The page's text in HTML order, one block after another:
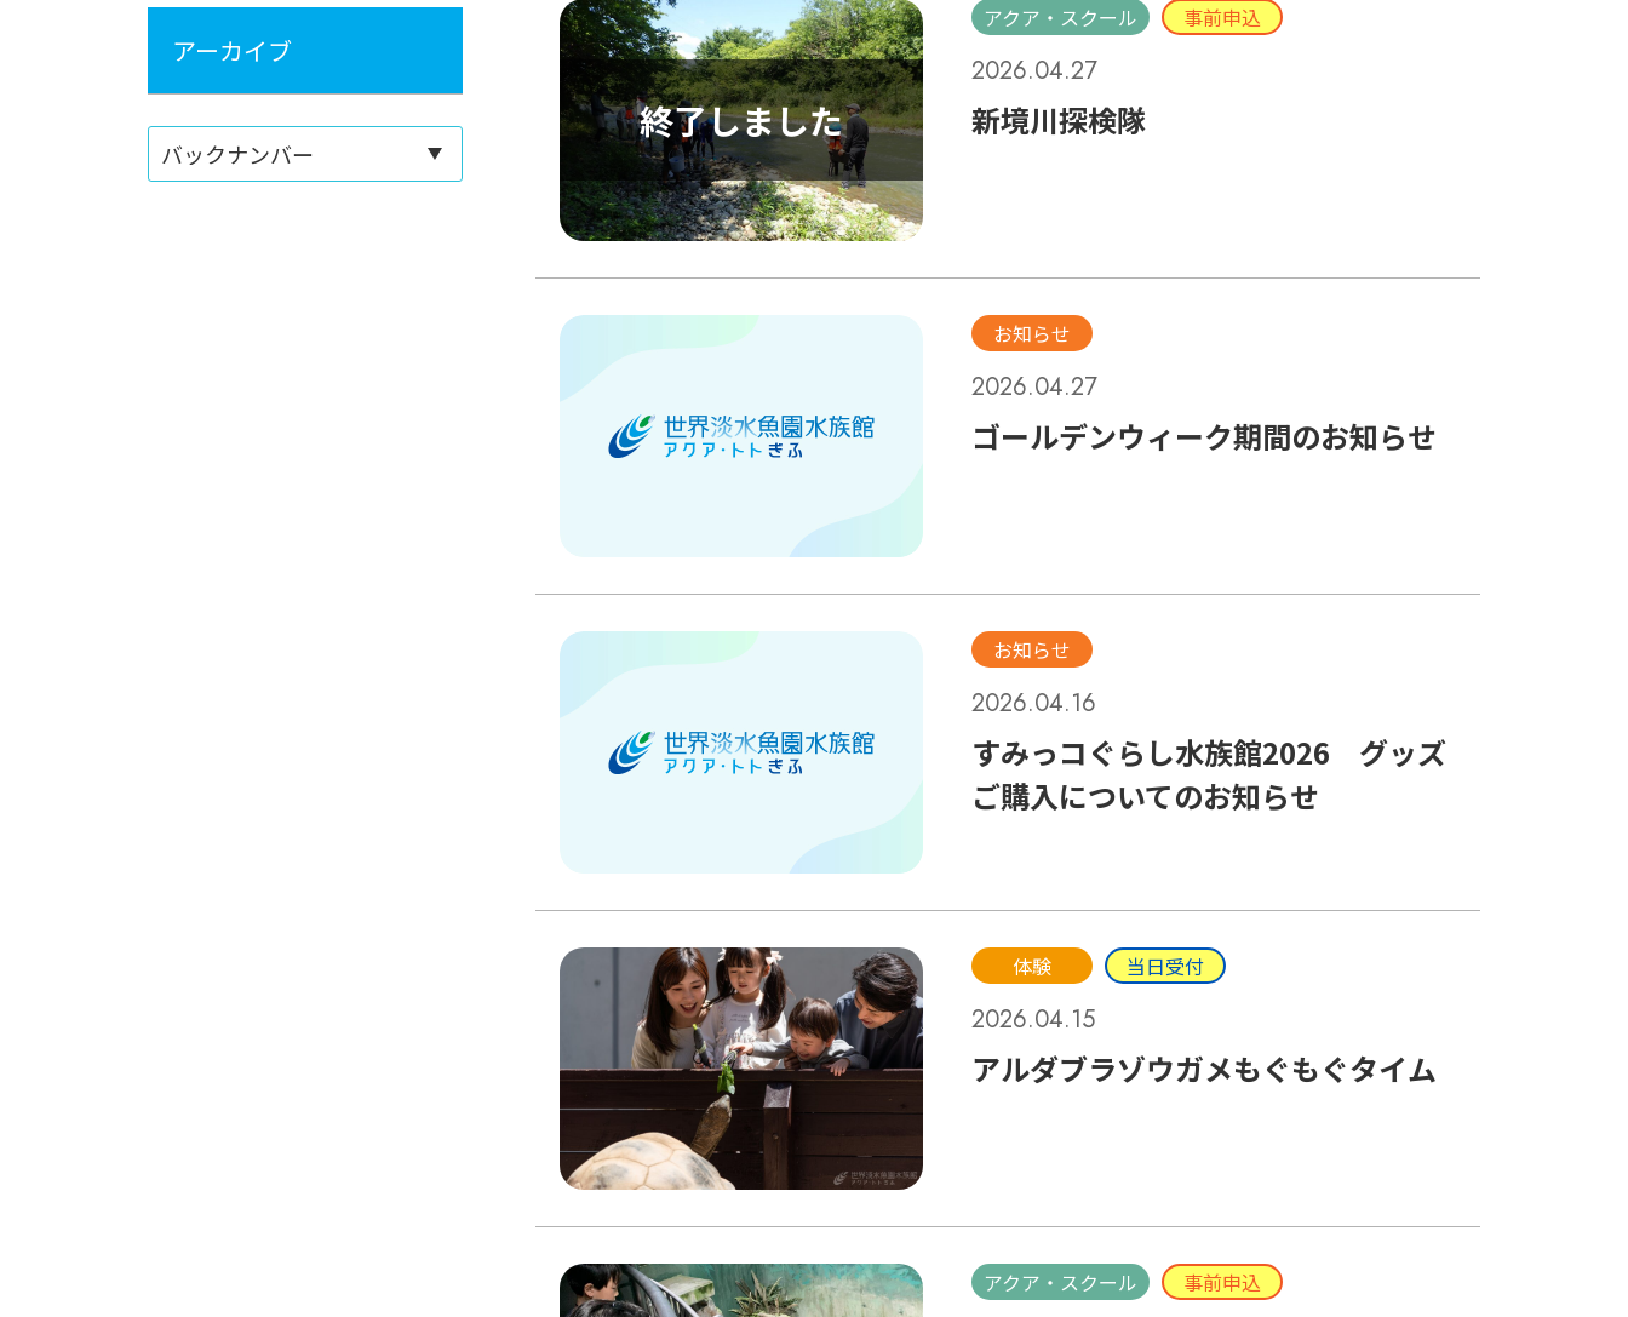
アーカイブ
アクア・スクール 事前申込
2026.04.27
新境川探検隊
お知らせ
2026.04.27
ゴールデンウィーク期間のお知らせ
お知らせ
2026.04.16
すみっコぐらし水族館2026 グッズ
ご購入についてのお知らせ
体験 当日受付
2026.04.15
アルダブラゾウガメもぐもぐタイム
アクア・スクール 事前申込